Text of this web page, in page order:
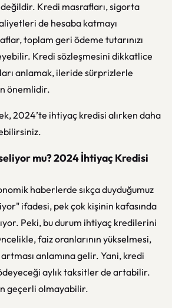
Kredi masrafları, sigorta
de hesaba katmayı
toplam geri ödeme tutarınızı
Kredi sözleşmesini dikkatlice
anlamak, ileride sürprizlerle
önemlidir.
2024’te ihtiyaç kredisi alırken daha
mu? 2024 İhtiyaç Kredisi
haberlerde sıkça duyduğumuz
ifadesi, pek çok kişinin kafasında
Peki, bu durum ihtiyaç kredilerini
faiz oranlarının yükselmesi,
anlamına gelir. Yani, kredi
aylık taksitler de artabilir.
geçerli olmayabilir.